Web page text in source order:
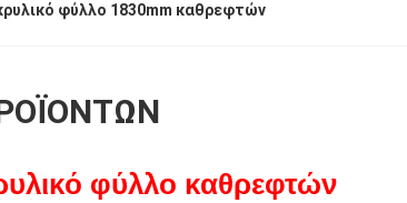
φύλλο 1830mm καθρεφτών
φύλλο καθρεφτών